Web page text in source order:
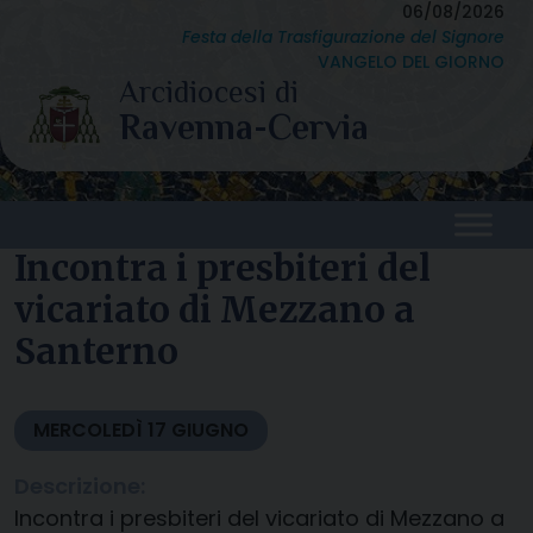
content
06/08/2026
Festa della Trasfigurazione del Signore
VANGELO DEL GIORNO
Incontra i presbiteri del
vicariato di Mezzano a
Santerno
MERCOLEDÌ 17 GIUGNO
Incontra i presbiteri del vicariato di Mezzano a